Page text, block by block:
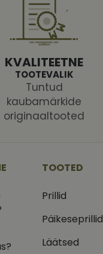
KVALITEETNE
TOOTEVALIK
Tuntud
kaubamärkide
originaaltooted
TOOTED
Prillid
Päikeseprillid
Läätsed
shipping_country
CookieScriptConsent
csrftoken
_ga_VQ82NFQ41G
__kla_id
test_cookie
_fbp